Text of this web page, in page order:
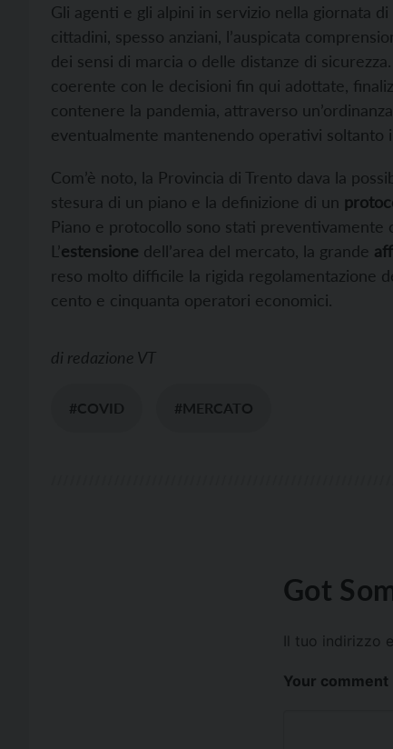
Gli agenti e gli alpini in servizio nella giornata di
cittadini, spesso anziani, l’auspicata
dei sensi di marcia o delle distanze di
coerente con le decisioni fin qui adottate,
contenere la pandemia, attraverso
eventualmente mantenendo operativi soltanto
Com’è noto, la Provincia di Trento dava la
stesura di un piano e la definizione di un
Piano e protocollo sono stati
L’estensione dell’area del mercato, la grande
reso molto difficile la rigida regolamentazione
cento e cinquanta operatori economici.
di redazione VT
#COVID #MERCATO
Got
Il tuo indirizzo
Your comment